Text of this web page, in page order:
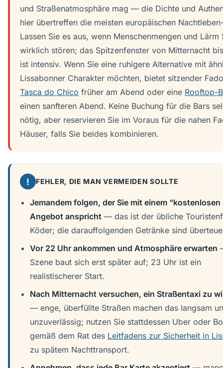
und Straßenatmosphäre mag — die Dichte und
hier übertreffen die meisten europäischen
Lassen Sie es aus, wenn Menschenmengen und Lärm
wirklich stören; das Spitzenfenster von Mitternacht
ist intensiv. Wenn Sie eine ruhigere Alternative mit
Lissabonner Charakter möchten, bietet sitzender
Tasca do Chico früher am Abend oder eine Rooftop-
einen sanfteren Abend. Keine Buchung für die Bars
nötig, aber reservieren Sie im Voraus für die nahen
Häuser, falls Sie beides kombinieren.
! FEHLER, DIE MAN VERMEIDEN SOLLTE
Jemandem folgen, der Sie mit einem “kostenlosen
Angebot anspricht — das ist der übliche
Köder; die darauffolgenden Getränke sind
Vor 22 Uhr ankommen und Atmosphäre erwarten
Szene baut sich erst später auf; 23 Uhr ist ein
realistischerer Start.
Nach Mitternacht versuchen, ein Straßentaxi zu
— enge, überfüllte Straßen machen das langsam
unzuverlässig; nutzen Sie stattdessen Uber oder
gemäß dem Rat des Leitfadens zur Sicherheit in
zu spätem Nachttransport.